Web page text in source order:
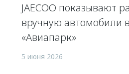
JAECOO показывают
вручную автомобили
«Авиапарк»
5 июня 2026